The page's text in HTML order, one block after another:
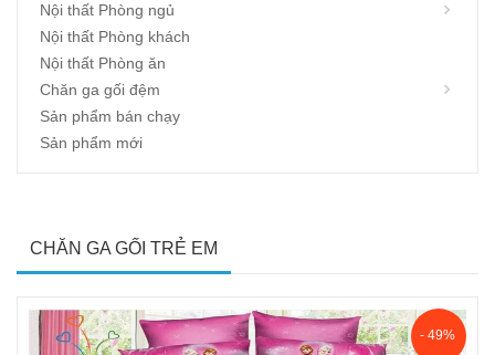
Nội thất Phòng ngủ
Nội thất Phòng khách
Nội thất Phòng ăn
Chăn ga gối đệm
Sản phẩm bán chạy
Sản phẩm mới
CHĂN GA GỐI TRẺ EM
- 49%